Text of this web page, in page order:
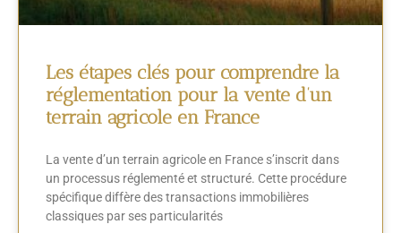
Les étapes clés pour comprendre la
réglementation pour la vente d’un
terrain agricole en France
La vente d’un terrain agricole en France s’inscrit dans
un processus réglementé et structuré. Cette procédure
spécifique diffère des transactions immobilières
classiques par ses particularités